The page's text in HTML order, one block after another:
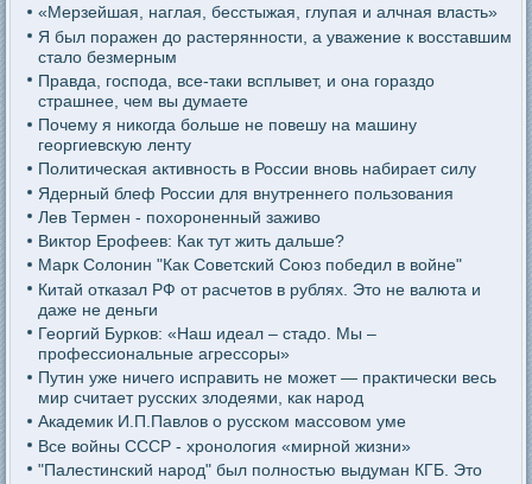
«Мерзейшая, наглая, бесстыжая, глупая и алчная власть»
Я был поражен до растерянности, а уважение к восставшим
стало безмерным
Правда, господа, все-таки всплывет, и она гораздо
страшнее, чем вы думаете
Почему я никогда больше не повешу на машину
георгиевскую ленту
Политическая активность в России вновь набирает силу
Ядерный блеф России для внутреннего пользования
Лев Термен - похороненный заживо
Виктор Ерофеев: Как тут жить дальше?
Марк Солонин "Как Советский Союз победил в войне"
Китай отказал РФ от расчетов в рублях. Это не валюта и
даже не деньги
Георгий Бурков: «Наш идеал – стадо. Мы –
профессиональные агрессоры»
Путин уже ничего исправить не может — практически весь
мир считает русских злодеями, как народ
Академик И.П.Павлов о русском массовом уме
Все войны СССР - хронология «мирной жизни»
"Палестинский народ" был полностью выдуман КГБ. Это